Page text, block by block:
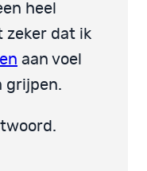
heel
zeker dat ik
aan voel
grijpen.